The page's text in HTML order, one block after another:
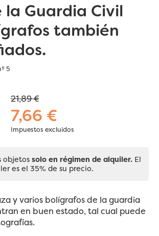
la Guardia Civil
también
5
21,89 €
7,66 €
Impuestos excluidos
objetossolo en régimen de alquiler. El
es el 35% de su precio.
y varios bolígrafos de la guardia
en buen estado, tal cual puede